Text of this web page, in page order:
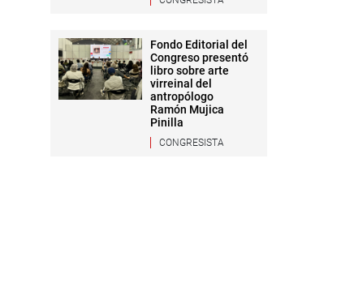
Fondo Editorial del
Congreso presentó
libro sobre arte
virreinal del
antropólogo
Ramón Mujica
Pinilla
CONGRESISTA